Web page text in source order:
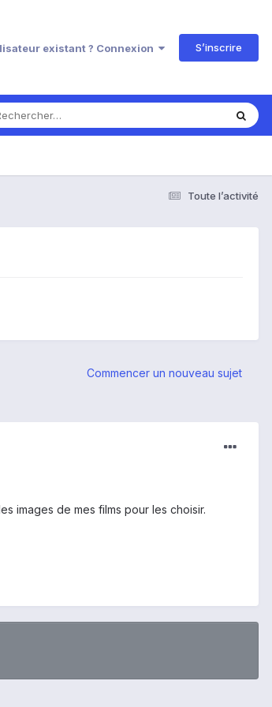
existant ? Connexion S’inscrire
Toute l’activité
Commencer un nouveau sujet
images de mes films pour les choisir.